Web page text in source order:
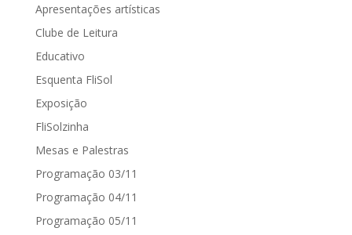
Apresentações artísticas
Clube de Leitura
Educativo
Esquenta FliSol
Exposição
FliSolzinha
Mesas e Palestras
Programação 03/11
Programação 04/11
Programação 05/11